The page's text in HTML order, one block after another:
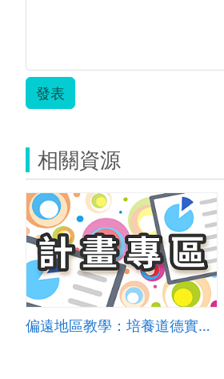
發表
相關資源
偏遠地區教學：培養道德實踐與公民意識素養